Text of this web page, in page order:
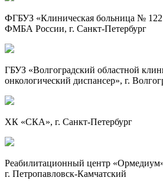
ФГБУЗ «Клиническая больница №
ФМБА России, г. Санкт-Петербург
ГБУЗ «Волгоградский областной
онкологический диспансер», г.
ХК «СКА», г. Санкт-Петербург
Реабилитационный центр
г. Петропавловск-Камчатский